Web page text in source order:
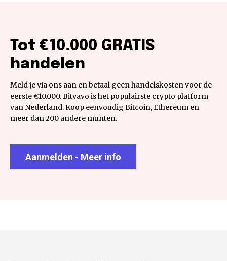
Tot €10.000 GRATIS
handelen
Meld je via ons aan en betaal geen handelskosten voor de
eerste €10.000. Bitvavo is het populairste crypto platform
van Nederland. Koop eenvoudig Bitcoin, Ethereum en
meer dan 200 andere munten.
Aanmelden - Meer info